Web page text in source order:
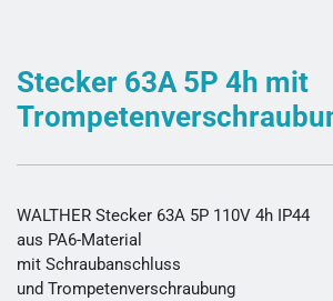
Stecker 63A 5P 4h mit
WALTHER Stecker 63A 5P 110V 4h IP44
aus PA6-Material
mit Schraubanschluss
und Trompetenverschraubung